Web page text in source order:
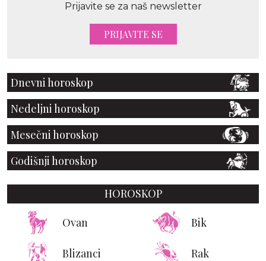
Prijavite se za naš newsletter
PRIJAVITE SE
Dnevni horoskop
Nedeljni horoskop
Mesečni horoskop
Godišnji horoskop
HOROSKOP
Ovan Bik
Blizanci Rak